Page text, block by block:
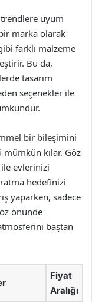
uyum
marka olarak
farklı malzeme
Bu da,
tasarım
seçenekler ile
bir bileşimini
mümkün kılar. Göz
ile evlerinizi
hedefinizi
yaparken, sadece
önünde
baştan
Fiyat
Aralığı